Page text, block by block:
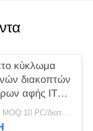
κύκλωμα
διακοπτών
αφής ITO
χωρητικό
negotiable MOQ:10 PC/διαταγή